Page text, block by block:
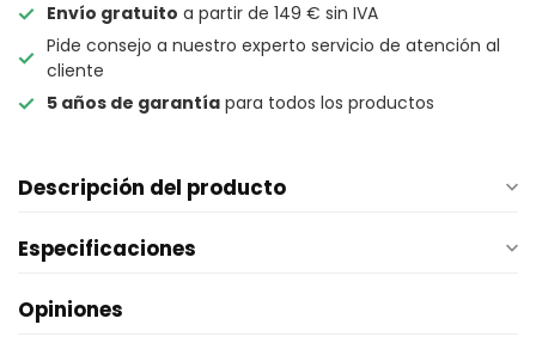
Envío gratuito a partir de 149 € sin IVA
Pide consejo a nuestro experto servicio de atención al
cliente
5 años de garantía para todos los productos
Descripción del producto
Especificaciones
Opiniones